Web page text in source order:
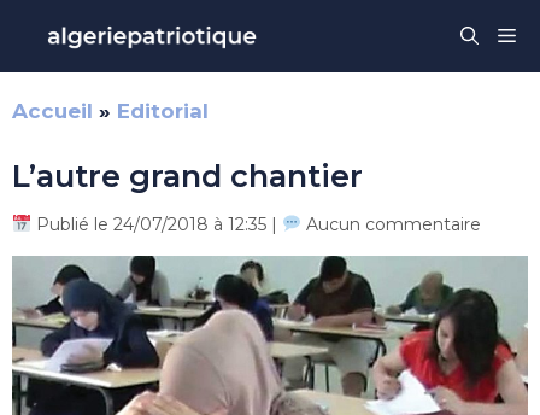
contenu
Accueil » Editorial
L’autre grand chantier
Publié le 24/07/2018 à 12:35 | Aucun commentaire